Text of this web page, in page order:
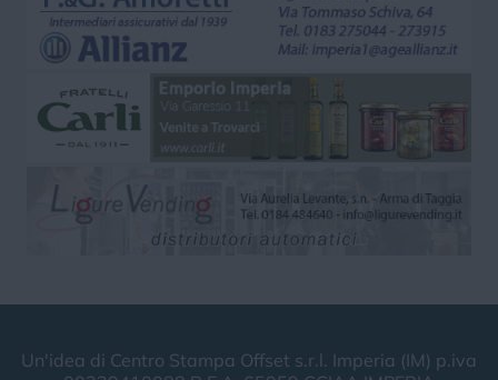
Un'idea di Centro Stampa Offset s.r.l. Imperia (IM) p.iva